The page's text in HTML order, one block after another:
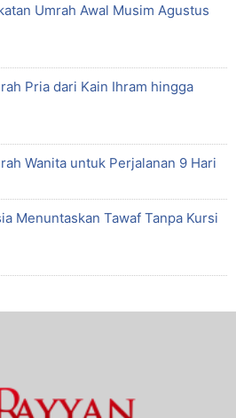
Umrah Awal Musim Agustus
Pria dari Kain Ihram hingga
Wanita untuk Perjalanan 9 Hari
Menuntaskan Tawaf Tanpa Kursi